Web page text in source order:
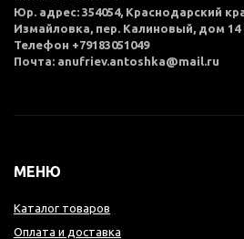
Юр. адрес: 354054, Краснодарский
Измайловка, пер. Калиновый, дом 14
Телефон +79183051049
Почта: anufriev.antoshka@mail.ru
МЕНЮ
Каталог товаров
Оплата и доставка